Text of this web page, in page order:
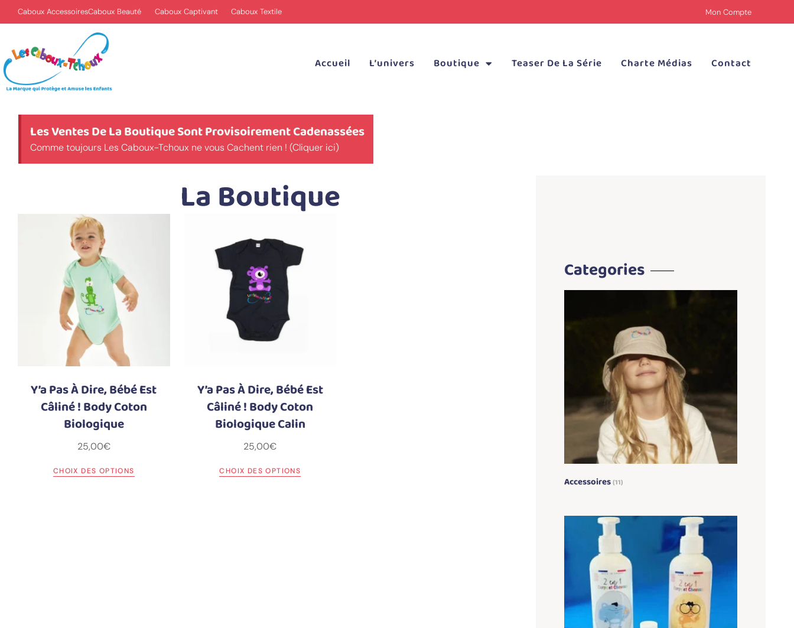
Caboux AccessoiresCaboux Beauté Caboux Captivant Caboux Textile Mon Compte
Accueil L’univers Boutique Teaser De La Série Charte Médias Contact
Les Ventes De La Boutique Sont Provisoirement Cadenassées
Comme toujours Les Caboux-Tchoux ne vous Cachent rien ! (Cliquer ici)
La Boutique
Y’a Pas À Dire, Bébé Est
Câliné ! Body Coton
Biologique
25,00€
CHOIX DES OPTIONS
Y’a Pas À Dire, Bébé Est
Câliné ! Body Coton
Biologique Calin
25,00€
CHOIX DES OPTIONS
Categories
Accessoires(11)